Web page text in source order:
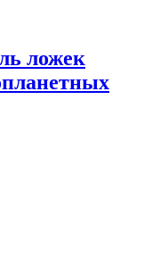
ложек